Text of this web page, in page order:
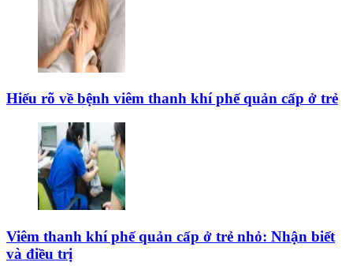
Hiểu rõ về bệnh viêm thanh khí phế quản cấp ở trẻ
Viêm thanh khí phế quản cấp ở trẻ nhỏ: Nhận biết
và điều trị